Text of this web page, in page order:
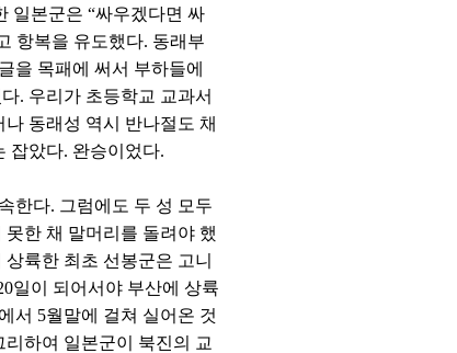
일본군은 “싸우겠다면 싸
항복을 유도했다. 동래부
을 목패에 써서 부하들에
. 우리가 초등학교 교과서
동래성 역시 반나절도 채
잡았다. 완승이었다.
한다. 그럼에도 두 성 모두
한 채 말머리를 돌려야 했
륙한 최초 선봉군은 고니
일이 되어서야 부산에 상륙
서 5월말에 걸쳐 실어온 것
하여 일본군이 북진의 교